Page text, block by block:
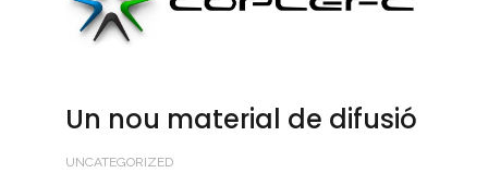
Un nou material de difusió
UNCATEGORIZED